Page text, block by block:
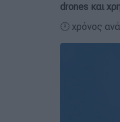
drones και
🕛 χρόνος